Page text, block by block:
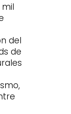
del
de